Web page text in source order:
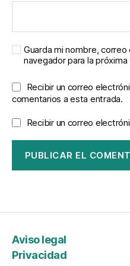
Guarda mi nombre,
navegador para la
Recibir un correo
comentarios a esta entrada.
Recibir un correo
Aviso legal
Privacidad